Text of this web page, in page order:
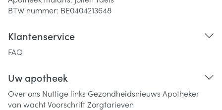
BTW nummer: BE0404213648
Klantenservice
FAQ
Uw apotheek
Over ons Nuttige links Gezondheidsnieuws Apotheker
van wachtVoorschriftZorgtarieven